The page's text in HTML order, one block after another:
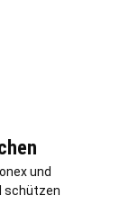
und
schützen